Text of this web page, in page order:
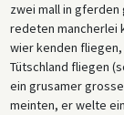
zwei mall in gferden
redeten mancherlei
wier kenden
Tütschland fliegen
ein grusamer
meinten, er welte